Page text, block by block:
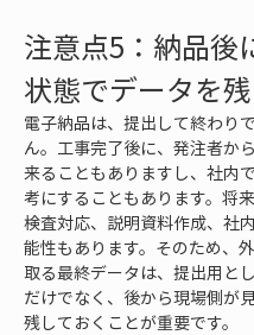
注意点5：納品後
状態でデータを
電子納品は、提出して終わり
ん。工事完了後に、発注者か
来ることもありますし、社内
考にすることもあります。将
検査対応、説明資料作成、社
能性もあります。そのため、
取る最終データは、提出用と
だけでなく、後から現場側が
残しておくことが重要です。